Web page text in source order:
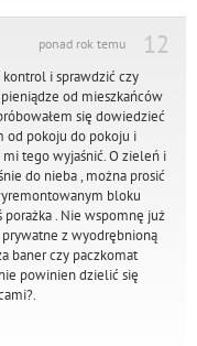
12
ponad rok temu
i sprawdzić czy
od mieszkańców
się dowiedzieć
od pokoju do pokoju i
tego wyjaśnić. O zieleń i
do nieba , można prosić
bloku
porażka . Nie wspomnę już
z wyodrębnioną
baner czy paczkomat
powinien dzielić się